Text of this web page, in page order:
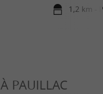
1,2 km -
À PAUILLAC